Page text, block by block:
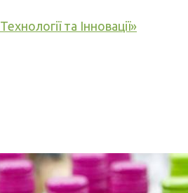
та Інновації»